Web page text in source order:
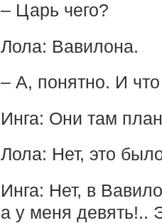
– Царь чего?
Лола: Вавилона.
– А, понятно. И
Инга: Они там
Лола: Нет, это
Инга: Нет, в
а у меня девять!..